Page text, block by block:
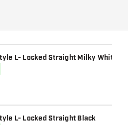
L- Locked Straight Milky White
L- Locked Straight Black